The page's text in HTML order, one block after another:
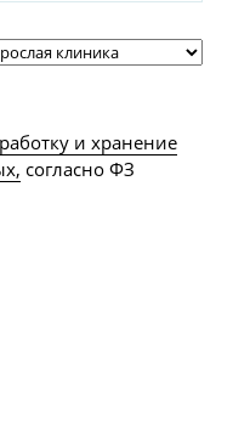
и хранение
согласно ФЗ